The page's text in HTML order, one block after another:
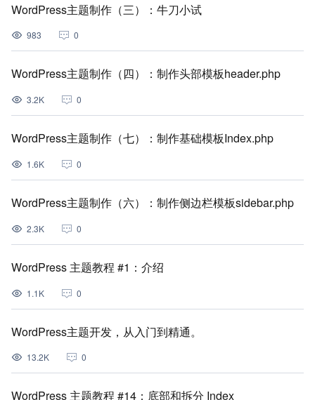
WordPress主题制作（三）：牛刀小试
983 0
WordPress主题制作（四）：制作头部模板header.php
3.2K 0
WordPress主题制作（七）：制作基础模板Index.php
1.6K 0
WordPress主题制作（六）：制作侧边栏模板sidebar.php
2.3K 0
WordPress 主题教程 #1：介绍
1.1K 0
WordPress主题开发，从入门到精通。
13.2K 0
WordPress 主题教程 #14：底部和拆分 Index